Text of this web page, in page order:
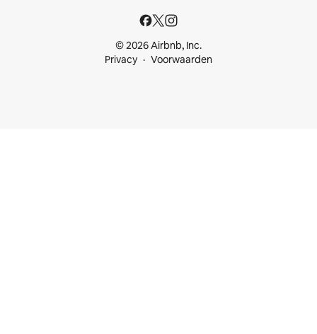
© 2026 Airbnb, Inc.
Privacy
Voorwaarden